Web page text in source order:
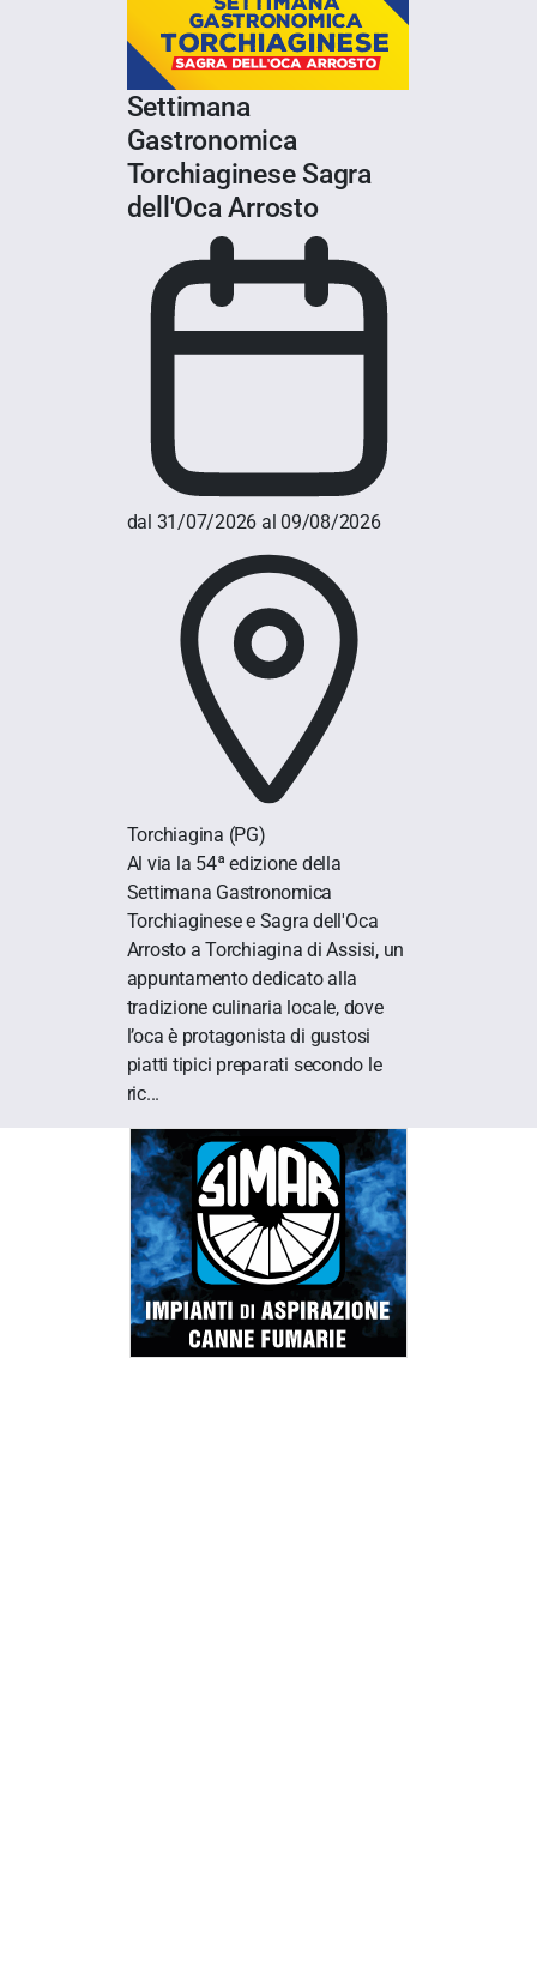
Settimana
Gastronomica
Torchiaginese Sagra
dell'Oca Arrosto
dal 31/07/2026 al 09/08/2026
Torchiagina (PG)
Al via la 54ª edizione della
Settimana Gastronomica
Torchiaginese e Sagra dell'Oca
Arrosto a Torchiagina di Assisi, un
appuntamento dedicato alla
tradizione culinaria locale, dove
l’oca è protagonista di gustosi
piatti tipici preparati secondo le
ric...